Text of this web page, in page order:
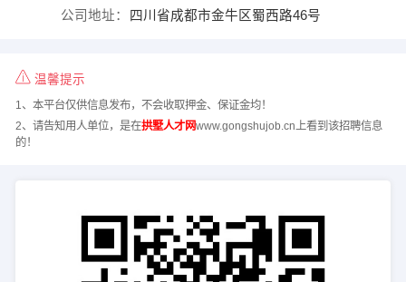
公司地址： 四川省成都市金牛区蜀西路46号
温馨提示
1、本平台仅供信息发布，不会收取押金、保证金均！
2、请告知用人单位，是在拱墅人才网www.gongshujob.cn上看到该招聘信息
的！